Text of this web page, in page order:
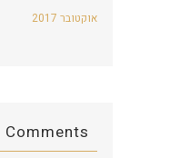
2017 אוקטובר
Comments